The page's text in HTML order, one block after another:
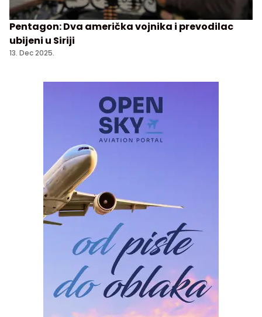
Pentagon: Dva američka vojnika i prevodilac
ubijeni u Siriji
13. Dec 2025.